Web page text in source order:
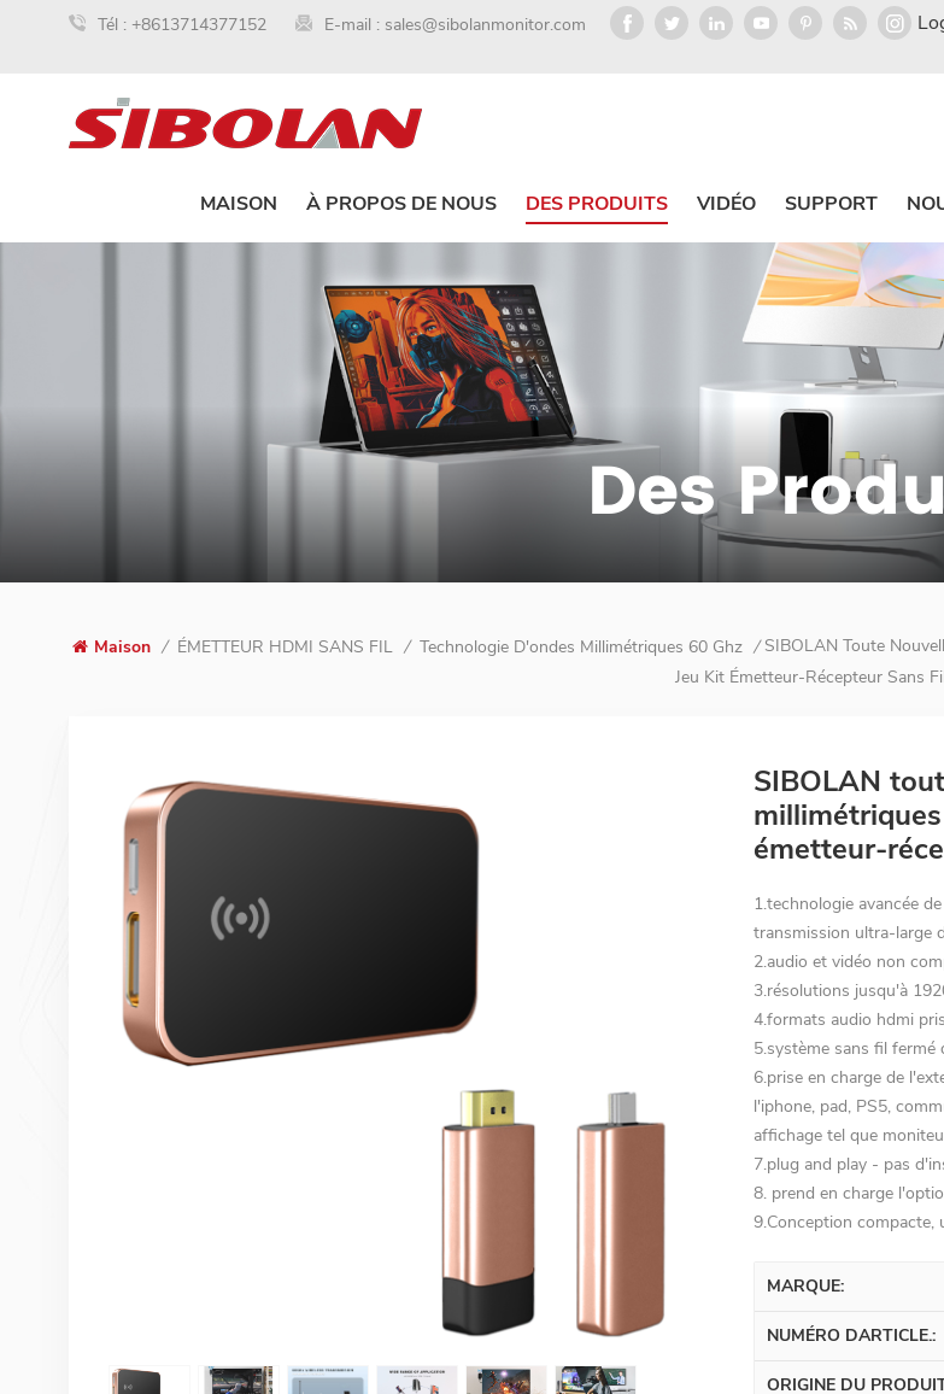
Tél : +8613714377152 E-mail : sales@sibolanmonitor.com
MAISON À PROPOS DE NOUS DES PRODUITS VIDÉO SUPPORT
Des
Maison / ÉMETTEUR HDMI SANS FIL / Technologie D'ondes Millimétriques 60 Ghz / SIBOLAN Toute
Jeu Kit Émetteur-Récepteur Sans Fil
SIBOLAN
émetteur-
1.technologie avancée
transmission ultra-large
2.audio et vidéo non
3.résolutions jusqu'à
4.formats audio hdmi
5.système sans fil fermé
6.prise en charge de
l'iphone, pad, PS5,
affichage tel que
7.plug and play - pas
8. prend en charge
9.Conception compacte,
MARQUE:
NUMÉRO DARTICLE.:
ORIGINE DU